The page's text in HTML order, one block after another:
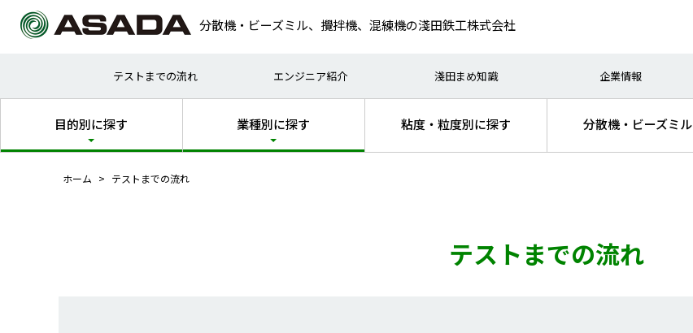
分散機・ビーズミル、攪拌機、混練機の淺田鉄工株式会社
テストまでの流れ エンジニア紹介 淺田まめ知識 企業情報
目的別に探す
試作（研究）
乾式処理
混練
業種別に探す
塗料・インキ
化粧品・医薬品
機能性材料
粘度・粒度別に探す
分散機・ビーズミル
ホーム テストまでの流れ
テストまでの流れ